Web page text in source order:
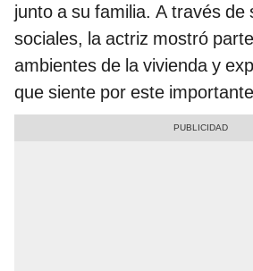
junto a su familia. A través de
sociales, la actriz mostró
ambientes de la vivienda y
que siente por este